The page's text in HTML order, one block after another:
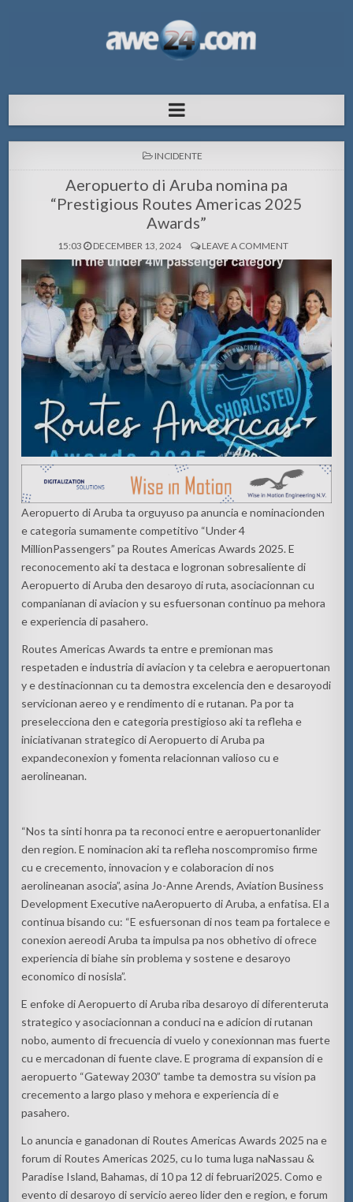
pa Aruba
POSTED
INCIDENTE
Aeropuerto di Aruba nomina pa
“Prestigious Routes Americas 2025
Awards”
15:03 DECEMBER 13, 2024 LEAVE A COMMENT
Aeropuerto di Aruba taorguyuso paanuncia enominacionden
ecategoria sumamentecompetitivo “Under 4
MillionPassengers” pa Routes Americas Awards 2025. E
reconocemento akitadestaca elogronan sobresalientedi
Aeropuerto di Aruba dendesaroyo diruta,asociacionnan cu
companianan diaviacion y su esfuersonan continuo pamehora
eexperiencia dipasahero.
Routes Americas Awards taentre epremionan mas
respetaden eindustria diaviacion y tacelebra eaeropuertonan
y edestinacionnan cu ta demostra excelencia den edesaroyodi
servicionan aereo y erendimento di erutanan. Paporta
preselecciona den ecategoria prestigioso akitarefleha e
iniciativanan strategico di Aeropuerto di Aruba pa
expandeconexion yfomenta relacionnan valioso cu e
aerolineanan.
“Nos ta sintihonra pa tareconocientre eaeropuertonanlider
den region. Enominacion akitarefleha noscompromiso firme
cu ecrecemento,innovacion y ecolaboracion dinos
aerolineanan asocia”,asina Jo-Anne Arends, Aviation Business
Development ExecutivenaAeropuerto di Aruba,a enfatisa.El a
continuabisando cu: “Eesfuersonan dinos team pafortalecee
conexion aereodi Aruba taimpulsa panos obhetivo diofrece
experiencia dibiahe sinproblema y sosteneedesaroyo
economico dinosisla”.
Eenfokedi Aeropuerto di Arubariba desaroyo didiferenteruta
strategico yasociacionnan aconducina eadicion dirutanan
nobo,aumento difrecuencia divuelo yconexionnan masfuerte
cu emercadonan difuenteclave. Eprograma di expansion di e
aeropuerto “Gateway 2030”tambetademostra su vision pa
crecemento a largoplaso ymehora eexperiencia di e
pasahero.
Loanuncia e ganadonan di Routes Americas Awards 2025na e
forum di Routes Americas 2025, cu lotuma luga naNassau &
Paradise Island, Bahamas, di 10 pa 12 difebruari2025. Como e
evento didesaroyo di servicio aereo liderden e region, e forum